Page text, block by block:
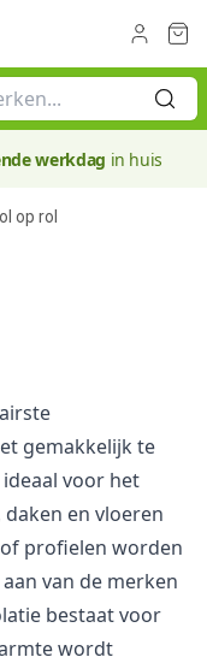
werkdag in huis
op rol
gemakkelijk te
voor het
en vloeren
profielen worden
van de merken
bestaat voor
wordt